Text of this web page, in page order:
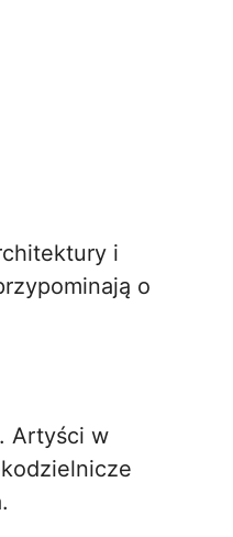
i
o
Artyści w